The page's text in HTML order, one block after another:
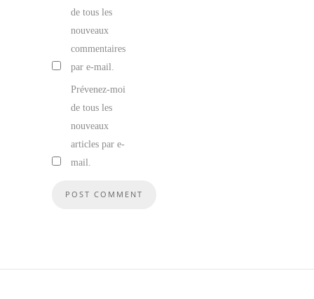
de tous les
nouveaux
commentaires
par e-mail.
Prévenez-moi
de tous les
nouveaux
articles par e-
mail.